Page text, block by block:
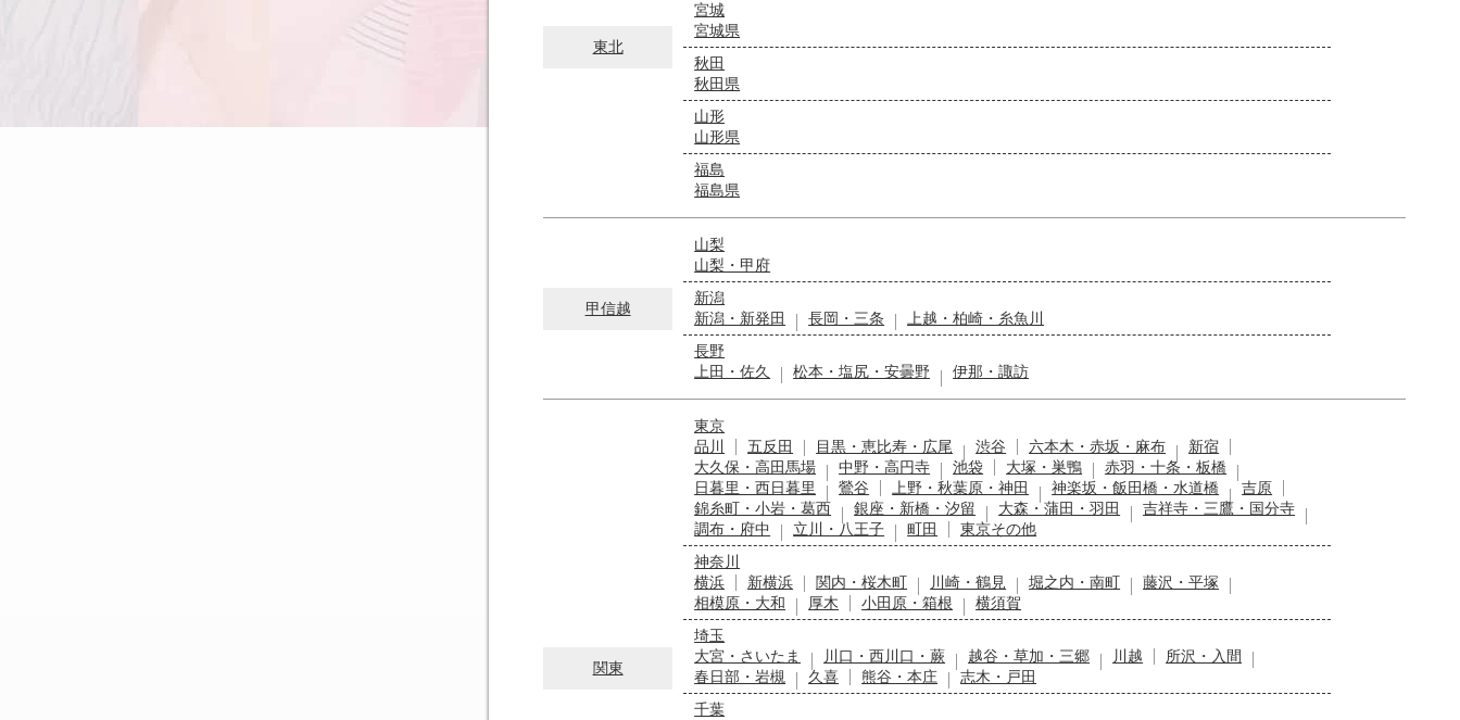
東北
宮城
宮城県
秋田
秋田県
山形
山形県
福島
福島県
甲信越
山梨
山梨・甲府
新潟
新潟・新発田
長岡・三条
上越・柏崎・糸魚川
長野
上田・佐久
松本・塩尻・安曇野 伊那・諏訪
関東
東京
品川
五反田 目黒・恵比寿・広尾 渋谷 六本木・赤坂・麻布
新宿
大久保・高田馬場
中野・高円寺 池袋 大塚・巣鴨
赤羽・十条・板橋
日暮里・西日暮里
鶯谷 上野・秋葉原・神田 神楽坂・飯田橋・水道橋
吉原
錦糸町・小岩・葛西
銀座・新橋・汐留 大森・蒲田・羽田
吉祥寺・三鷹・国分寺
調布・府中
立川・八王子 町田
東京その他
神奈川
横浜
新横浜 関内・桜木町 川崎・鶴見 堀之内・南町
藤沢・平塚
相模原・大和
厚木 小田原・箱根
横須賀
埼玉
大宮・さいたま
川口・西川口・蕨 越谷・草加・三郷 川越
所沢・入間
春日部・岩槻
久喜 熊谷・本庄
志木・戸田
千葉